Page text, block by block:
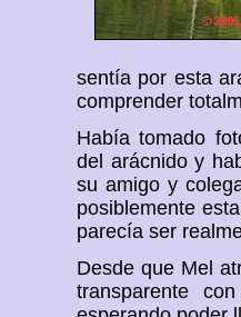
sentía por esta
comprender
Había tomado
del arácnido y
su amigo y
posiblemente
parecía ser
Desde que Mel
transparente